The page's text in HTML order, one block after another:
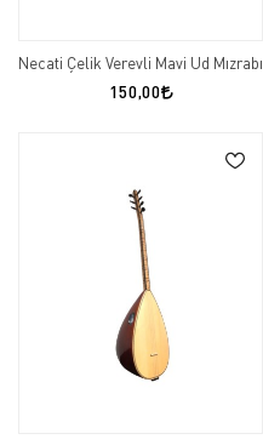
Necati Çelik Verevli Mavi Ud Mızrabı
150,00